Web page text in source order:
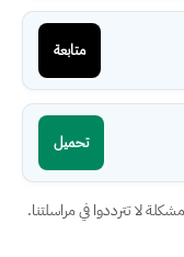
متابعة
تحميل
لا تترددوا في مراسلتنا.